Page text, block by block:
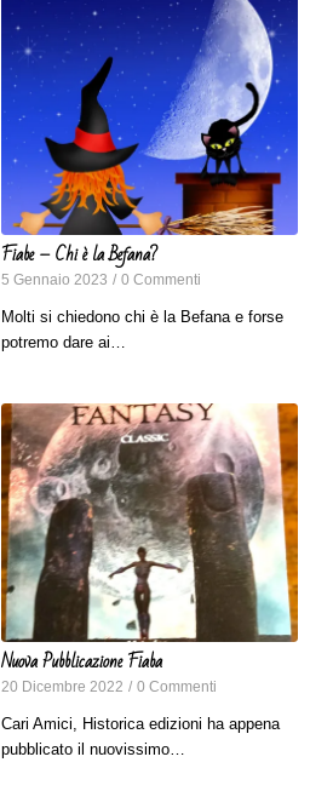
Fiabe – Chi è la Befana?
5 Gennaio 2023 / 0 Commenti
Molti si chiedono chi è la Befana e forse
potremo dare ai…
Nuova Pubblicazione Fiaba
20 Dicembre 2022 / 0 Commenti
Cari Amici, Historica edizioni ha appena
pubblicato il nuovissimo…